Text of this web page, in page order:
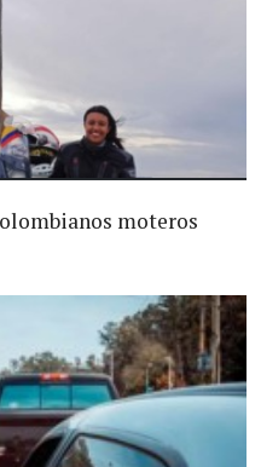
moteros